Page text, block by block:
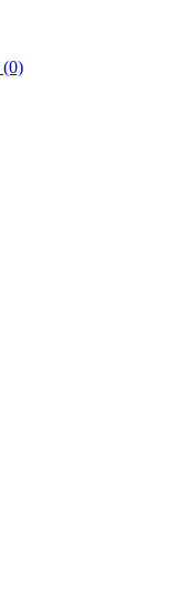
(0)